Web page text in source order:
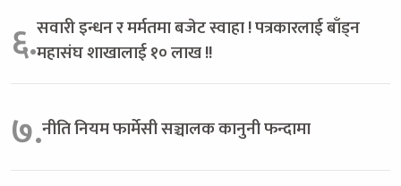
६.सवारी इन्धन र मर्मतमा बजेट स्वाहा ! पत्रकारलाई बाँड्न
महासंघ शाखालाई १० लाख !!
७.नीति नियम फार्मेसी सञ्चालक कानुनी फन्दामा